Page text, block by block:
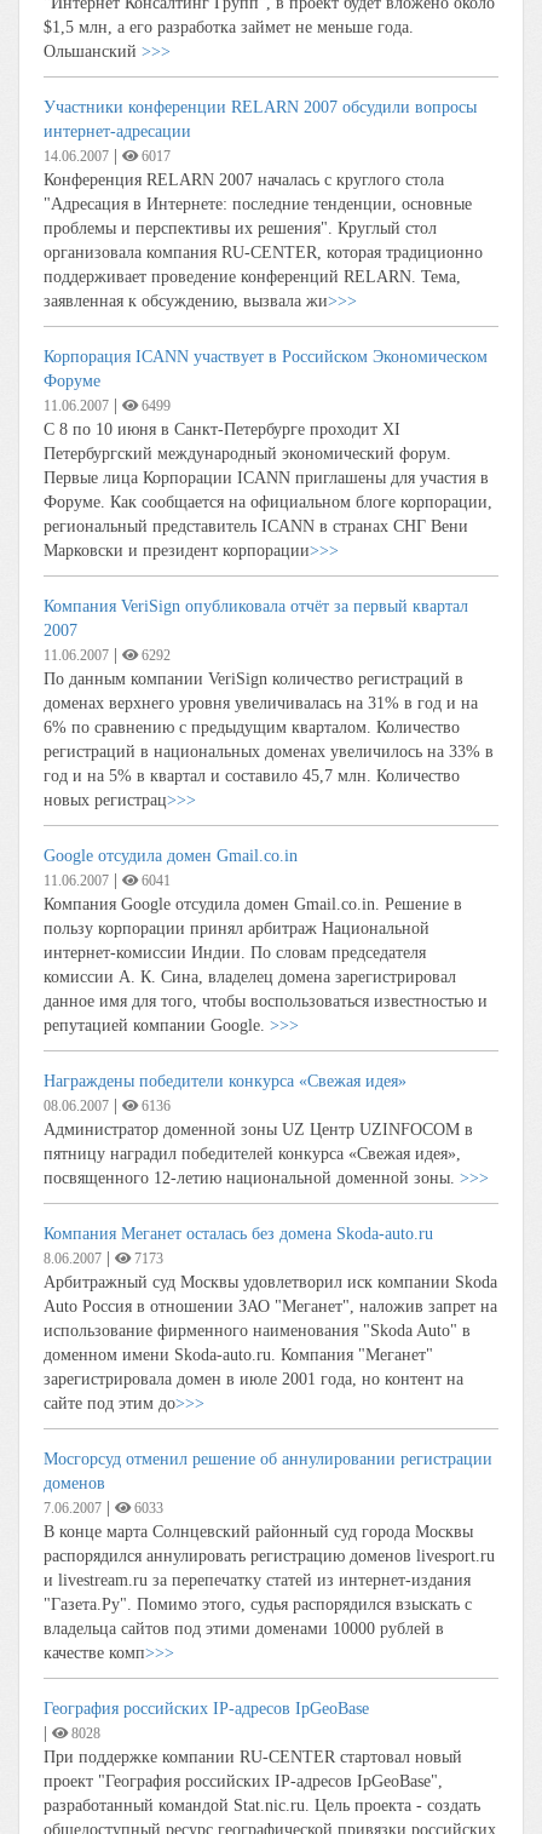
$1,5 млн, а его разработка займет не меньше года.
Ольшанский >>>
Участники конференции RELARN 2007 обсудили вопросы
интернет-адресации
14.06.2007 6017
Конференция RELARN 2007 началась с круглого стола
"Адресация в Интернете: последние тенденции, основные
проблемы и перспективы их решения". Круглый стол
организовала компания RU-CENTER, которая традиционно
поддерживает проведение конференций RELARN. Тема,
заявленная к обсуждению, вызвала жи>>>
Корпорация ICANN участвует в Российском Экономическом
Форуме
11.06.2007 6499
С 8 по 10 июня в Санкт-Петербурге проходит ХI
Петербургский международный экономический форум.
Первые лица Корпорации ICANN приглашены для участия в
Форуме. Как сообщается на официальном блоге корпорации,
региональный представитель ICANN в странах СНГ Вени
Марковски и президент корпорации>>>
Компания VeriSign опубликовала отчёт за первый квартал
2007
11.06.2007 6292
По данным компании VeriSign количество регистраций в
доменах верхнего уровня увеличивалась на 31% в год и на
6% по сравнению с предыдущим кварталом. Количество
регистраций в национальных доменах увеличилось на 33% в
год и на 5% в квартал и составило 45,7 млн. Количество
новых регистрац>>>
Google отсудила домен Gmail.co.in
11.06.2007 6041
Компания Google отсудила домен Gmail.co.in. Решение в
пользу корпорации принял арбитраж Национальной
интернет-комиссии Индии. По словам председателя
комиссии А. К. Сина, владелец домена зарегистрировал
данное имя для того, чтобы воспользоваться известностью и
репутацией компании Google. >>>
Награждены победители конкурса «Свежая идея»
08.06.2007 6136
Администратор доменной зоны UZ Центр UZINFOCOM в
пятницу наградил победителей конкурса «Свежая идея»,
посвященного 12-летию национальной доменной зоны. >>>
Компания Меганет осталась без домена Skoda-auto.ru
8.06.2007 7173
Арбитражный суд Москвы удовлетворил иск компании Skoda
Auto Россия в отношении ЗАО "Меганет", наложив запрет на
использование фирменного наименования "Skoda Auto" в
доменном имени Skoda-auto.ru. Компания "Меганет"
зарегистрировала домен в июле 2001 года, но контент на
сайте под этим до>>>
Мосгорсуд отменил решение об аннулировании регистрации
доменов
7.06.2007 6033
В конце марта Солнцевский районный суд города Москвы
распорядился аннулировать регистрацию доменов livesport.ru
и livestream.ru за перепечатку статей из интернет-издания
"Газета.Ру". Помимо этого, судья распорядился взыскать с
владельца сайтов под этими доменами 10000 рублей в
качестве комп>>>
География российских IP-адресов IpGeoBase
8028
При поддержке компании RU-CENTER стартовал новый
проект "География российских IP-адресов IpGeoBase",
разработанный командой Stat.nic.ru. Цель проекта - создать
общедоступный ресурс географической привязки российских